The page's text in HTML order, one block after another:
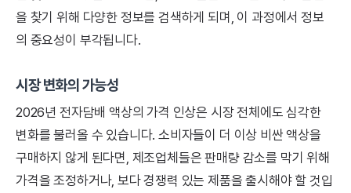
을 찾기 위해 다양한 정보를 검색하게 되며, 이 과정에서 정보
의 중요성이 부각됩니다.
시장 변화의 가능성
2026년 전자담배 액상의 가격 인상은 시장 전체에도 심각한
변화를 불러올 수 있습니다. 소비자들이 더 이상 비싼 액상을
구매하지 않게 된다면, 제조업체들은 판매량 감소를 막기 위해
가격을 조정하거나, 보다 경쟁력 있는 제품을 출시해야 할 것입